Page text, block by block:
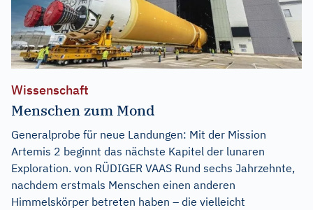
Wissenschaft
Menschen zum Mond
Generalprobe für neue Landungen: Mit der Mission
Artemis 2 beginnt das nächste Kapitel der lunaren
Exploration. von RÜDIGER VAAS Rund sechs Jahrzehnte,
nachdem erstmals Menschen einen anderen
Himmelskörper betreten haben – die vielleicht